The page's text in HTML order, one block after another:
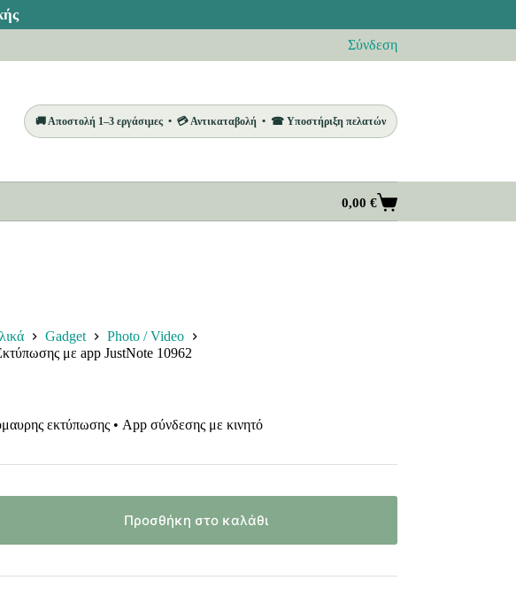
Σύνδεση
🚚 Αποστολή 1–3 εργάσιμες • 💳 Αντικαταβολή • ☎ Υποστήριξη πελατών
Καλάθι
Αγορών
0,00 €
Gadget
Photo / Video
με app JustNote 10962
εκτύπωσης • App σύνδεσης με κινητό
Προσθήκη στο καλάθι